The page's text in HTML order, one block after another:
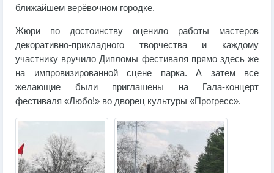
ближайшем верёвочном городке.
Жюри по достоинству оценило работы мастеров
декоративно-прикладного творчества и каждому
участнику вручило Дипломы фестиваля прямо здесь же
на импровизированной сцене парка. А затем все
желающие были приглашены на Гала-концерт
фестиваля «Любо!» во дворец культуры «Прогресс».